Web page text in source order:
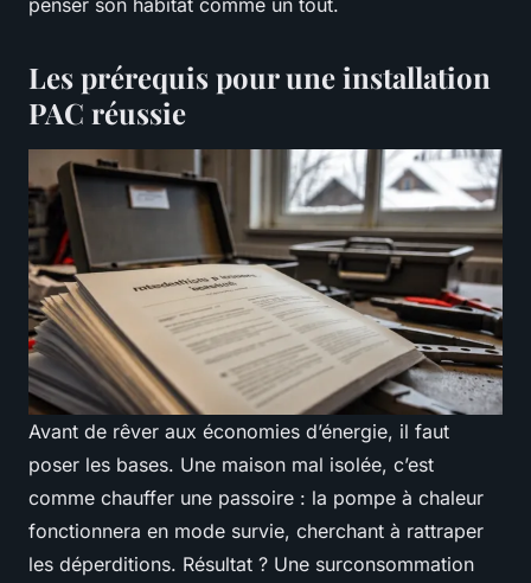
Les prérequis pour une installation
PAC réussie
Avant de rêver aux économies d’énergie, il faut
poser les bases. Une maison mal isolée, c’est
comme chauffer une passoire : la pompe à chaleur
fonctionnera en mode survie, cherchant à rattraper
les déperditions. Résultat ? Une surconsommation